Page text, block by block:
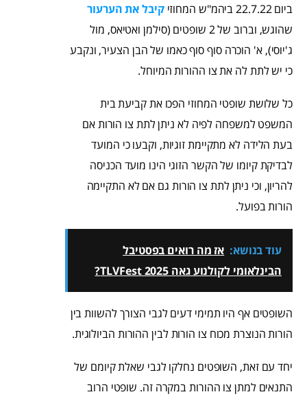
ביום 22.7.22 ביהמ"ש המחוזי
קיבל את הערעור
שהוגש, וברוב של 2 שופטים (סילמן ואטיאס, מול
ג'יוסי), א' הוכרה סוף סוף כאמו של הבן הצעיר, ונקבע
כי יש לתת לה את צו ההורות המיוחל.
כל שלושת שופטי המחוזי הפכו את קביעת בית
המשפט למשפחה לפיה לא ניתן לתת צו הורות אם
בעת הלידה לא מתקיימת זוגיות, וקבעו כי המועד
לבדיקת קיומו של הקשר הזוגי הינו מועד הכניסה
להריון, וכי ניתן לתת צו הורות גם אם לא התקיימה
הורות בפועל.
עוד בנושא: אז מה רואים בפסטיבל
הבינלאומי לקולנוע גאה TLVFest 2025?
השופטים אף היו תמימי דעים לגבי הצורך להשוות בין
הורות הנוצרת מכוח צו הורות לבין ההורות הביולוגית.
יחד עם זאת, השופטים נחלקו לגבי שאלת קיומם של
התנאים למתן צו ההורות במקרה זה. שופטי הרוב